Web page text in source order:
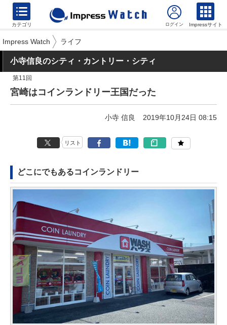
カテゴリ Impressサイト
Impress Watch ライフ
小寺信良のシティ・カントリー・シティ
第11回
宮崎はコインランドリー王国だった
小寺 信良 2019年10月24日 08:15
リスト
どこにでもあるコインランドリー